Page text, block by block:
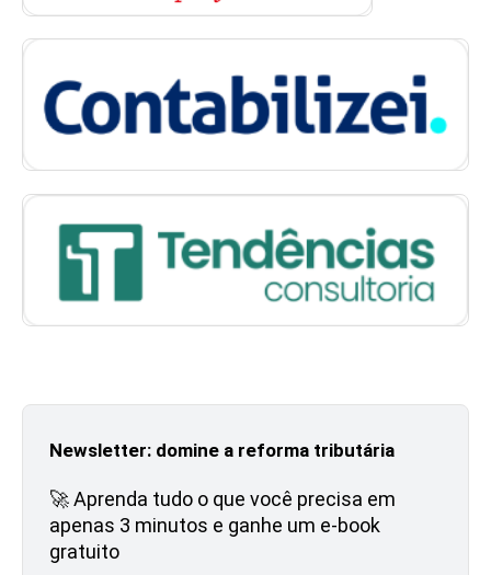
Newsletter: domine a reforma tributária
🚀 Aprenda tudo o que você precisa em
apenas 3 minutos e ganhe um e-book
gratuito